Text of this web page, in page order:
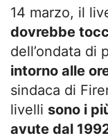
14 marzo, il
dovrebbe
dell’ondata di
intorno alle
sindaca di
livelli sono i
avute dal